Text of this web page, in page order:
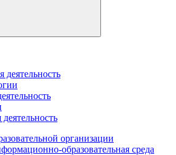
деятельность
организации
образовательная среда